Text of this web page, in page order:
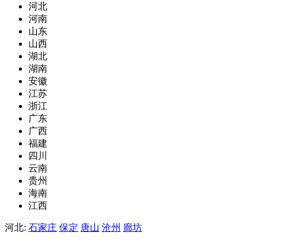
河北
河南
山东
山西
湖北
湖南
安徽
江苏
浙江
广东
广西
福建
四川
云南
贵州
海南
江西
河北: 石家庄 保定 唐山 沧州 廊坊